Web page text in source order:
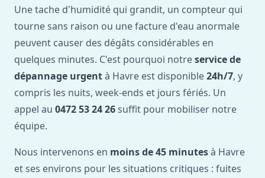
Une tache d'humidité qui grandit, un compteur qui
tourne sans raison ou une facture d'eau anormale
peuvent causer des dégâts considérables en
quelques minutes. C'est pourquoi notreservice de
dépannage urgentà Havre est disponible24h/7, y
compris les nuits, week-ends et jours fériés. Un
appel au 0472 53 24 26 suffit pour mobiliser notre
équipe.
Nous intervenons en moins de 45 minutesà Havre
et ses environs pour les situations critiques : fuites